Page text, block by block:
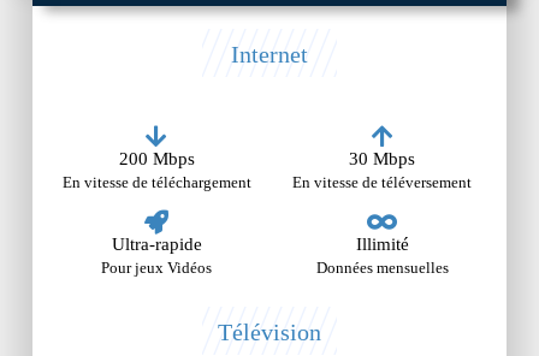
Internet
200 Mbps
En vitesse de téléchargement
30 Mbps
En vitesse de téléversement
Ultra-rapide
Pour jeux Vidéos
Illimité
Données mensuelles
Télévision